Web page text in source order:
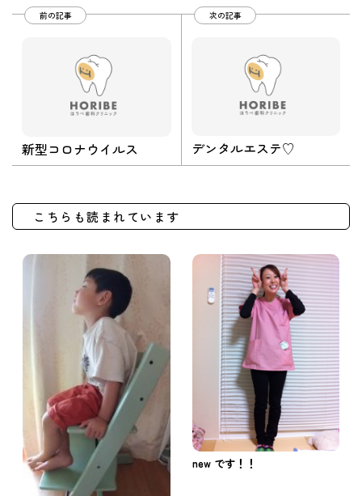
前の記事
新型コロナウイルス
次の記事
デンタルエステ♡
こちらも読まれています
new です！！